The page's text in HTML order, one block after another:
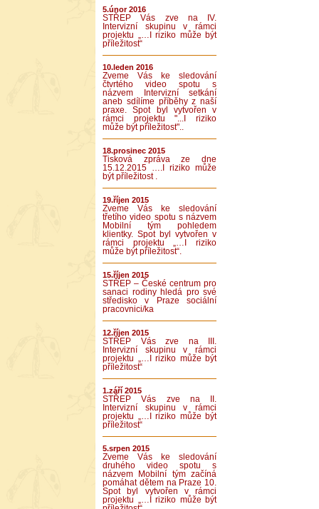
5.únor 2016
STŘEP Vás zve na IV.
Intervizní skupinu v rámci
projektu „…I riziko může být
příležitost“
10.leden 2016
Zveme Vás ke sledování
čtvrtého video spotu s
názvem Intervizní setkání
aneb sdílíme příběhy z naší
praxe. Spot byl vytvořen v
rámci projektu "...I riziko
může být příležitost"..
18.prosinec 2015
Tisková zpráva ze dne
15.12.2015 ….I riziko může
být příležitost .
19.říjen 2015
Zveme Vás ke sledování
třetího video spotu s názvem
Mobilní tým pohledem
klientky. Spot byl vytvořen v
rámci projektu „…I riziko
může být příležitost“.
15.říjen 2015
STŘEP – České centrum pro
sanaci rodiny hledá pro své
středisko v Praze sociální
pracovnici/ka
12.říjen 2015
STŘEP Vás zve na III.
Intervizní skupinu v rámci
projektu „…I riziko může být
příležitost“
1.září 2015
STŘEP Vás zve na II.
Intervizní skupinu v rámci
projektu „…I riziko může být
příležitost“
5.srpen 2015
Zveme Vás ke sledování
druhého video spotu s
názvem Mobilní tým začíná
pomáhat dětem na Praze 10.
Spot byl vytvořen v rámci
projektu „…I riziko může být